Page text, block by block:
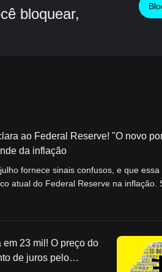
bloquear,
ao Federal Reserve! "O novo
da inflação
fornece sinais confusos, e que
atual do Federal Reserve na inflação.
manter as taxas de juros inalteradas;
23 mil! O preço do
de juros pelo